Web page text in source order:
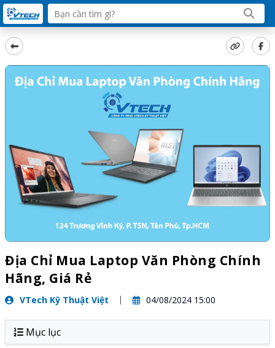
Địa Chỉ Mua Laptop Văn Phòng Chính
Hãng, Giá Rẻ
VTech Kỹ Thuật Việt 04/08/2024 15:00
Mục lục